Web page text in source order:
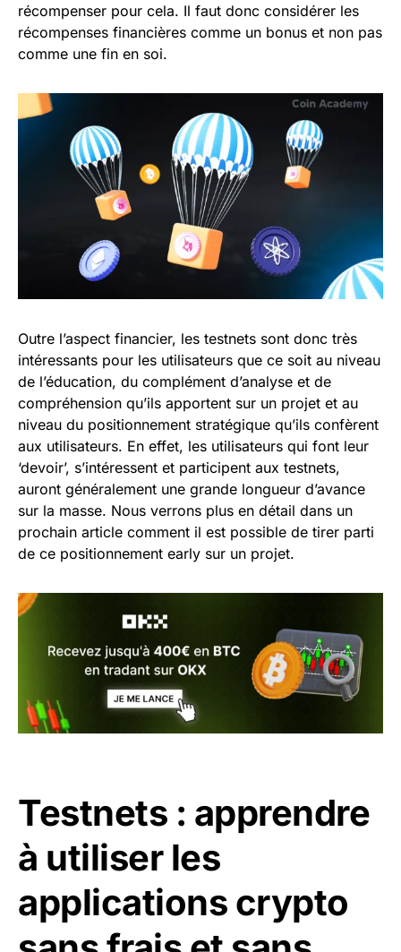
récompenser pour cela. Il faut donc considérer les
récompenses financières comme un bonus et non pas
comme une fin en soi.
Outre l’aspect financier, les testnets sont donc très
intéressants pour les utilisateurs que ce soit au niveau
de l’éducation, du complément d’analyse et de
compréhension qu’ils apportent sur un projet et au
niveau du positionnement stratégique qu’ils confèrent
aux utilisateurs. En effet, les utilisateurs qui font leur
‘devoir’, s’intéressent et participent aux testnets,
auront généralement une grande longueur d’avance
sur la masse. Nous verrons plus en détail dans un
prochain article comment il est possible de tirer parti
de ce positionnement early sur un projet.
Testnets : apprendre
à utiliser les
applications crypto